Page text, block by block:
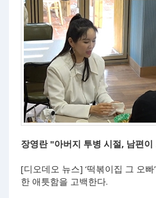
장영란 "아버지 투병 시절, 남편
[디오데오 뉴스] ‘떡볶이집 그 오
한 애틋함을 고백한다.